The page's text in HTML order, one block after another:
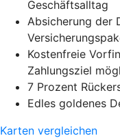
Geschäftsalltag
Absicherung der
Kostenfreie
Zahlungsziel
7 Prozent
Edles goldenes
Karten vergleichen